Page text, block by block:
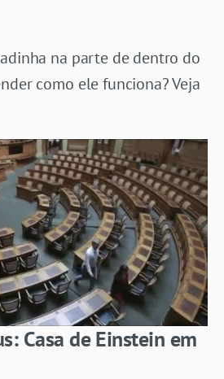
na parte de dentro do
como ele funciona? Veja
Casa de Einstein em